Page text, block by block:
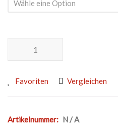
Favoriten Vergleichen
Artikelnummer: N / A